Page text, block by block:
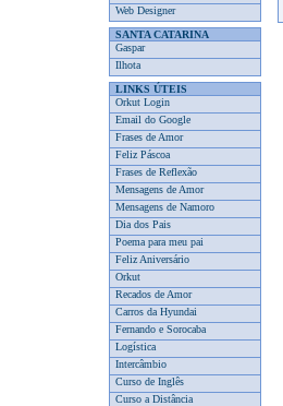
Web Designer
SANTA CATARINA
Gaspar
Ilhota
LINKS ÚTEIS
Orkut Login
Email do Google
Frases de Amor
Feliz Páscoa
Frases de Reflexão
Mensagens de Amor
Mensagens de Namoro
Dia dos Pais
Poema para meu pai
Feliz Aniversário
Orkut
Recados de Amor
Carros da Hyundai
Fernando e Sorocaba
Logística
Intercâmbio
Curso de Inglês
Curso a Distância